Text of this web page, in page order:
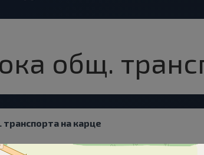
общ.
на карце